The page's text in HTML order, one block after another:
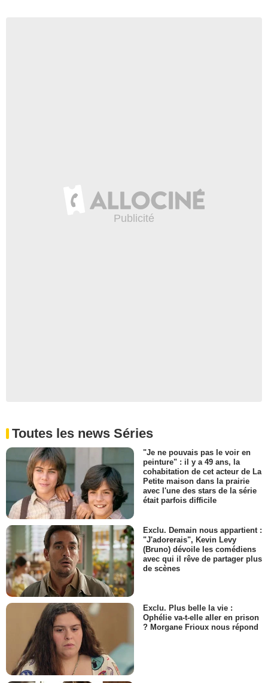
Toutes les news Séries
"Je ne pouvais pas le voir en
peinture" : il y a 49 ans, la
cohabitation de cet acteur de La
Petite maison dans la prairie
avec l'une des stars de la série
était parfois difficile
Exclu. Demain nous appartient :
"J'adorerais", Kevin Levy
(Bruno) dévoile les comédiens
avec qui il rêve de partager plus
de scènes
Exclu. Plus belle la vie :
Ophélie va-t-elle aller en prison
? Morgane Frioux nous répond